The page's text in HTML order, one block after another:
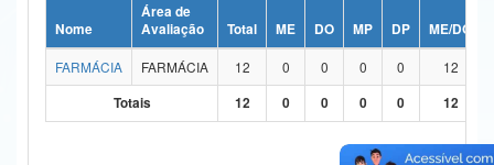
Ministério da Ciência, Tecnologia, Inovações e Comunicações
Ministério do Meio Ambiente
Nome
Área de
Avaliação
Total ME DO MP DP ME/DO
FARMÁCIA
FARMÁCIA 12 0 0 0 0
12
Totais
12 0 0 0 0 12